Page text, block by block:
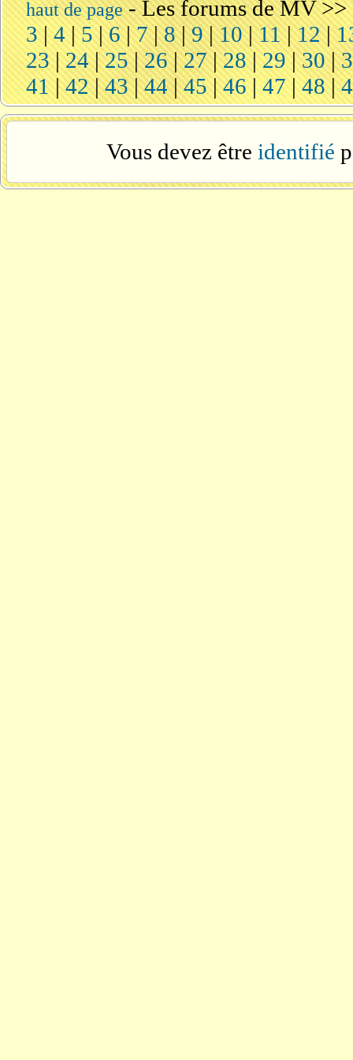
haut de page-Les forums de MV>>
3 |4 |5|6 |7|8|9|10|11 |12|
23|24|25|26|27|28|29|30|
41|42|43|44|45|46 |47 |48|
Vous devez être identifié